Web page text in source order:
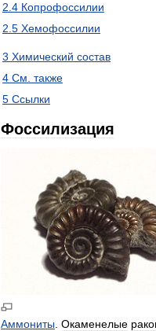
2 4 Копрофоссилии
2 5 Хемофоссилии
3 Химический состав
4 См также
5 Ссылки
Фоссилизация
Аммониты Окаменелые